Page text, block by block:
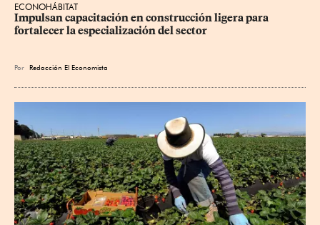
ECONOHÁBITAT
Impulsan capacitación en construcción ligera para
fortalecer la especialización del sector
Por Redacción El Economista